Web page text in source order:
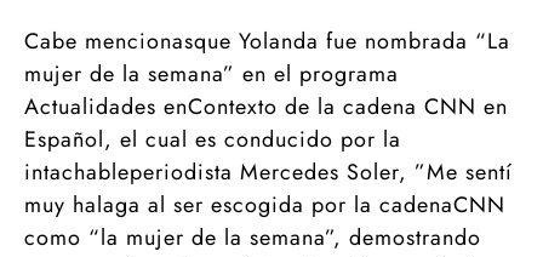
Cabe mencionasque Yolanda fue nombrada “La
mujer de la semana” en el programa
Actualidades enContexto de la cadena CNN en
Español, el cual es conducido por la
intachableperiodista Mercedes Soler, ”Me sentí
muy halaga al ser escogida por la cadenaCNN
como “la mujer de la semana”, demostrando